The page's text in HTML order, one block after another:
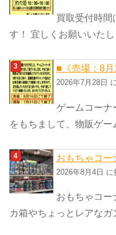
買取受付時間
す！ 宜しくお願いいた
■《売場：8
2026年7月28日
ゲームコーナ
をもちまして、物販ゲ
おもちゃコー
2026年8月4日 に
おもちゃコー
カ箱やちょっとレアな